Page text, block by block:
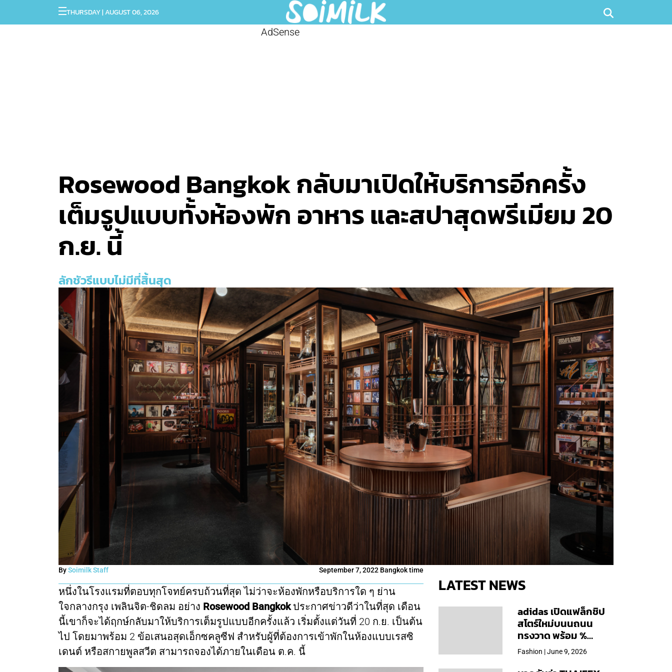
THURSDAY | AUGUST 06, 2026
AdSense
Rosewood Bangkok กลับมาเปิดให้บริการอีกครั้ง
เต็มรูปแบบทั้งห้องพัก อาหาร และสปาสุดพรีเมียม 20
ก.ย. นี้
ลักชัวรีแบบไม่มีที่สิ้นสุด
BySoimilk Staff September 7, 2022 Bangkok time
หนึ่งในโรงแรมที่ตอบทุกโจทย์ครบถ้วนที่สุด ไม่ว่าจะห้องพักหรือบริการใด ๆ ย่าน
ใจกลางกรุง เพลินจิต-ชิดลม อย่าง Rosewood Bangkokประกาศข่าวดีว่าในที่สุด เดือน
นี้เขาก็จะได้ฤกษ์กลับมาให้บริการเต็มรูปแบบอีกครั้งแล้ว เริ่มตั้งแต่วันที่ 20 ก.ย. เป็นต้น
ไป โดยมาพร้อม 2 ข้อเสนอสุดเอ็กซคลูซีฟ สำหรับผู้ที่ต้องการเข้าพักในห้องแบบเรสซิ
เดนต์ หรือสกายพูลสวีต สามารถจองได้ภายในเดือน ต.ค. นี้
LATEST NEWS
adidas เปิดแฟล็กชิป
สโตร์ใหม่บนนถนน
ทรงวาด พร้อม %
Arabica และคอลเลก
ชันพิเศษเฉพาะสาขา
Fashion | June 9, 2026